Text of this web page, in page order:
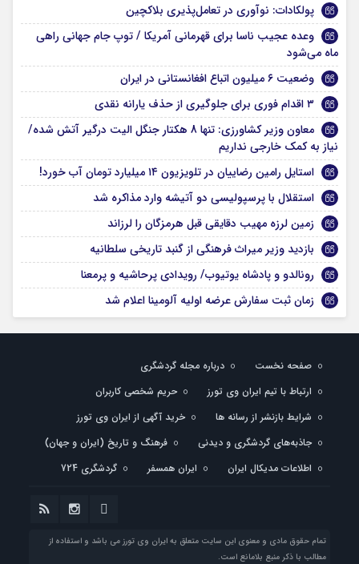
پولکادات: نوآوری در تعامل‌پذیری بلاکچین
وعده عجیب ناسا برای قهرمانی آمریکا / توپ جام جهانی راهی
ماه می‌شود
وضعیت ۶ میلیون اتباع افغانستانی در ایران
۳ اقدام فوری برای جلوگیری از حذف یارانه نقدی
معاون وزیر کشاورزی: تنها 8 هکتار جنگل الیت درگیر آتش شده/
نیاز به کمک خارجی نداریم
استایل رامین رضاییان در تلویزیون ۱۴ میلیارد تومان آب خورد!
استقلال با پرسپولیسی دو آتیشه وارد مذاکره شد
زمین لرزه مهیب دقایقی قبل هرمزگان را لرزاند
بازدید وزیر میراث فرهنگی از گنبد تاریخی سلطانیه
رونالدو و پادشاه یوتیوب/ رویدادی پرحاشیه و پرمعنا
زمان ثبت سفارش عرضه اولیه آلومینا اعلام شد
صفحه نخست
درباره مجله گردشگری
ارتباط با تیم ایران وی تورز
حریم شخصی کاربران
شرایط بازنشر از رسانه ها
خرید آگهی از ایران وی تورز
جاذبه‌های گردشگری و دیدنی
فرهنگ و تاریخ (ایران و جهان)
اطلاعات مدیکال ایران
ایران همسفر گردشگری 724
تمام حقوق مادی و معنوی این سایت متعلق به ایران وی تورز می باشد و استفاده از
مطالب با ذکر منبع بلامانع است.